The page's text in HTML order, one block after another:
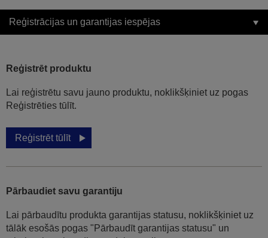
Reģistrācijas un garantijas iespējas
Reģistrēt produktu
Lai reģistrētu savu jauno produktu, noklikšķiniet uz pogas
Reģistrēties tūlīt.
Reģistrēt tūlīt
Pārbaudiet savu garantiju
Lai pārbaudītu produkta garantijas statusu, noklikšķiniet uz
tālāk esošās pogas "Pārbaudīt garantijas statusu" un